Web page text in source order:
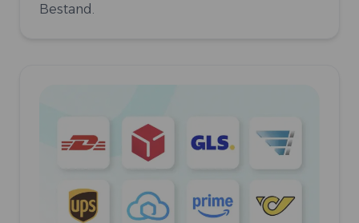
Bestand.